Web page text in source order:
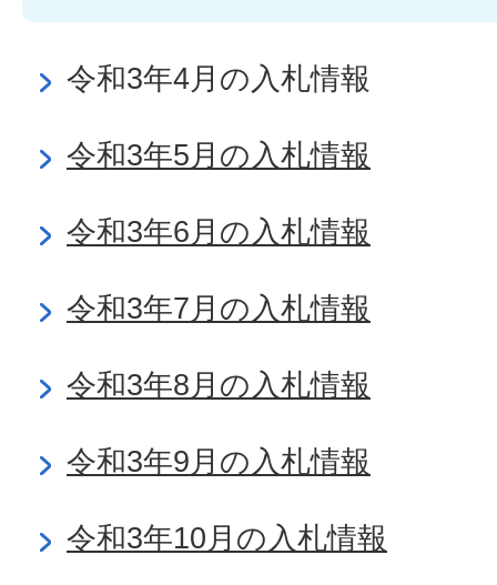
令和3年4月の入札情報
令和3年5月の入札情報
令和3年6月の入札情報
令和3年7月の入札情報
令和3年8月の入札情報
令和3年9月の入札情報
令和3年10月の入札情報